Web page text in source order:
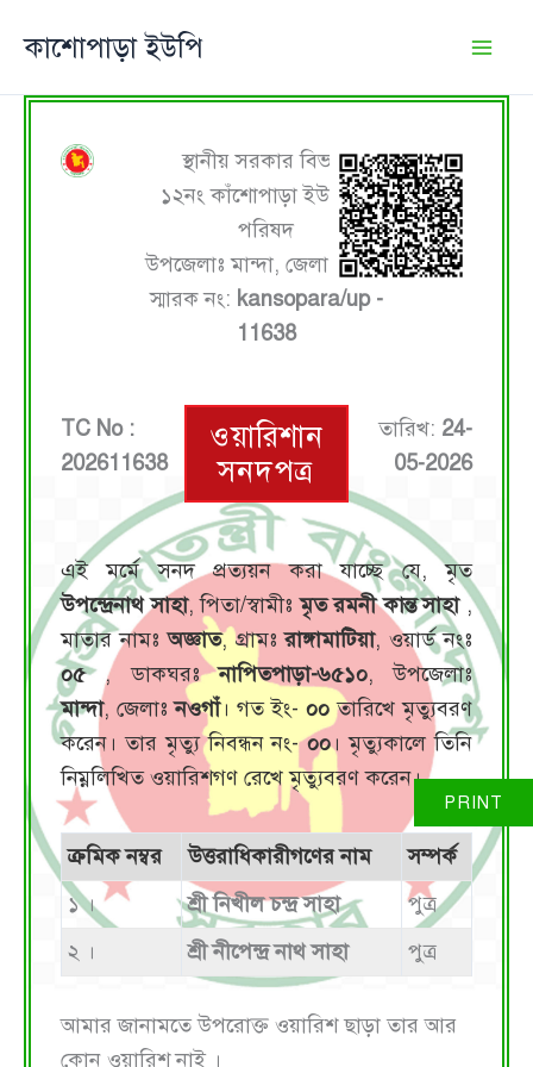
কাশোপাড়া ইউপি
স্থানীয় সরকার বিভাগ
১২নং কাঁশোপাড়া ইউনিয়ন
পরিষদ
উপজেলাঃ মান্দা, জেলাঃ নওগাঁ
স্মারক নং: kansopara/up -
11638
TC No :
202611638
ওয়ারিশান
সনদপত্র
তারিখ: 24-
05-2026
এই মর্মে সনদ প্রত্যয়ন করা যাচ্ছে যে, মৃত
উপন্দ্রেনাথ সাহা, পিতা/স্বামীঃমৃত রমনী কান্ত সাহা,
মাতার নামঃঅজ্ঞাত, গ্রামঃরাঙ্গামাটিয়া, ওয়ার্ড নংঃ
০৫ , ডাকঘরঃনাপিতপাড়া-৬৫১০, উপজেলাঃ
মান্দা, জেলাঃনওগাঁ। গত ইং- ০০তারিখে মৃত্যুবরণ
করেন। তার মৃত্যু নিবন্ধন নং-০০। মৃত্যুকালে তিনি
নিম্নলিখিত ওয়ারিশগণ রেখে মৃত্যুবরণ করেন।
ক্রমিক নম্বর উত্তরাধিকারীগণের নাম
সম্পর্ক
১ ।
শ্রী নিখীল চন্দ্র সাহা
পুত্র
২ ।
শ্রী নীপেন্দ্র নাথ সাহা পুত্র
আমার জানামতে উপরোক্ত ওয়ারিশ ছাড়া তার আর
কোন ওয়ারিশ নাই ।